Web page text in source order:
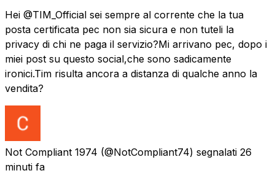
Hei @TIM_Official sei sempre al corrente che la tua
posta certificata pec non sia sicura e non tuteli la
privacy di chi ne paga il servizio?Mi arrivano pec, dopo i
miei post su questo social,che sono sadicamente
ironici.Tim risulta ancora a distanza di qualche anno la
vendita?
Not Compliant 1974 (@NotCompliant74) segnalati 26
minuti fa